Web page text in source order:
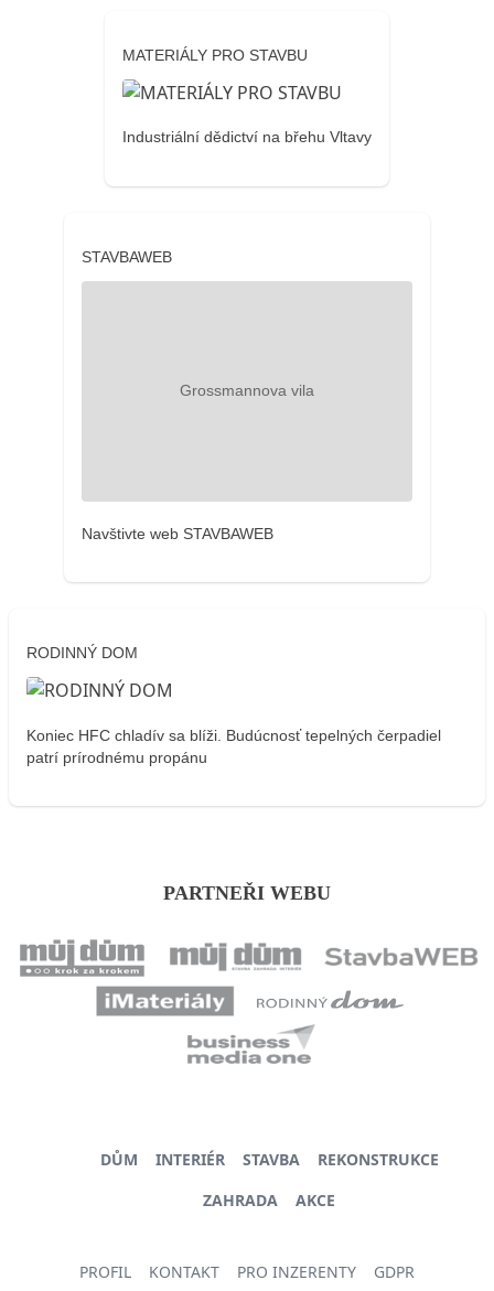
MATERIÁLY PRO STAVBU
Industriální dědictví na břehu Vltavy
STAVBAWEB
Navštivte web STAVBAWEB
RODINNÝ DOM
Koniec HFC chladív sa blíži. Budúcnosť tepelných čerpadiel
patrí prírodnému propánu
PARTNEŘI WEBU
DŮM INTERIÉR STAVBA
REKONSTRUKCE
ZAHRADA
AKCE
PROFIL KONTAKT PRO INZERENTY GDPR